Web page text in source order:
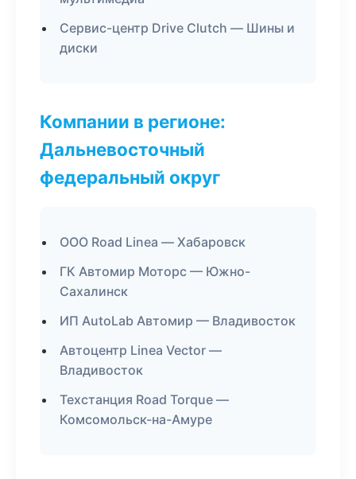
Сервис-центр Drive Clutch — Шины и
диски
Компании в регионе:
Дальневосточный
федеральный округ
ООО Road Linea — Хабаровск
ГК Автомир Моторс — Южно-
Сахалинск
ИП AutoLab Автомир — Владивосток
Автоцентр Linea Vector —
Владивосток
Техстанция Road Torque —
Комсомольск-на-Амуре